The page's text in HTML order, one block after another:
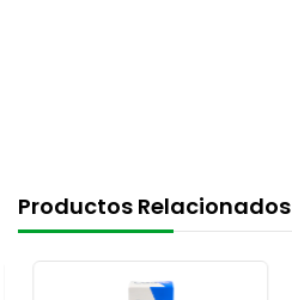
Productos Relacionados